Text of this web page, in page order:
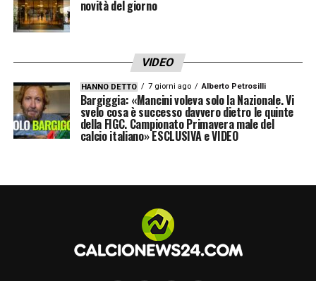
LA PLAYLIST DELLE NOSTRE TOP NEWS
novità del giorno
VIDEO
HANNO DETTO 7 giorni ago Alberto Petrosilli
Bargiggia: «Mancini voleva solo la Nazionale. Vi
svelo cosa è successo davvero dietro le quinte
della FIGC. Campionato Primavera male del
calcio italiano» ESCLUSIVA e VIDEO